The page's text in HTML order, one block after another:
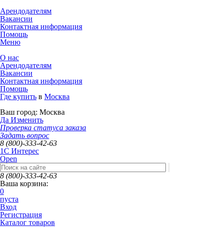
Арендодателям
Вакансии
Контактная информация
Помощь
Меню
О нас
Арендодателям
Вакансии
Контактная информация
Помощь
Где купить в Москва
Ваш город: Москва
Да Изменить
Проверка статуса заказа
Задать вопрос
8 (800)-333-42-63
1C Интерес
Open
8 (800)-333-42-63
Ваша корзина:
0
пуста
Вход
Регистрация
Каталог товаров